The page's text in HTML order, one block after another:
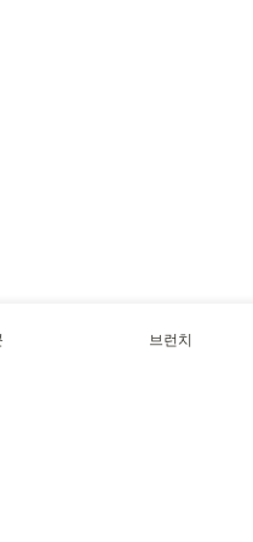
브런치